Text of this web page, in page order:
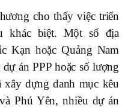
cho thấy việc triển
khác biệt. Một số địa
Kạn hoặc Quảng Nam
án PPP hoặc số lượng
xây dựng danh mục kêu
Phú Yên, nhiều dự án